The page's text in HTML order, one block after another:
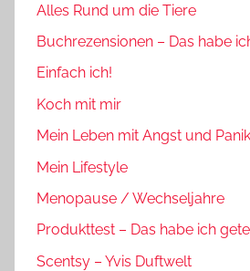
Alles Rund um die Tiere
Buchrezensionen – Das habe
Einfach ich!
Koch mit mir
Mein Leben mit Angst und Panik
Mein Lifestyle
Menopause / Wechseljahre
Produkttest – Das habe ich
Scentsy – Yvis Duftwelt